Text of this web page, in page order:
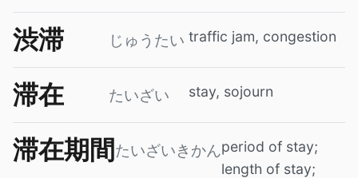
渋滞 じゅうたい traffic jam, congestion
滞在 たいざい stay, sojourn
滞在期間 たいざいきかんperiod of stay;
length of stay;